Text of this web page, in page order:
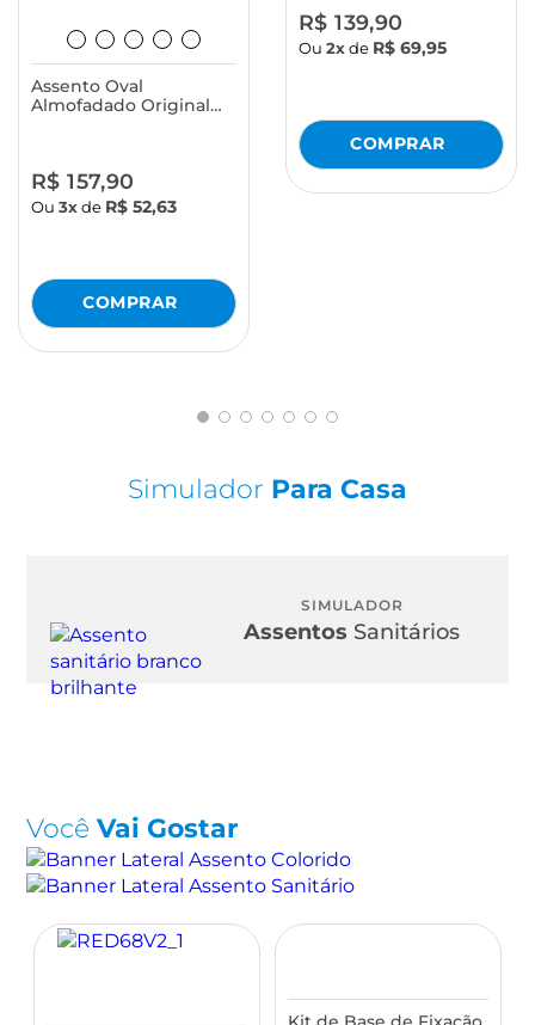
Assento Oval
Almofadado Original
R$ 157,90
Ou 3xde R$ 52,63
R$ 139,90
Ou 2xde R$ 69,95
Simulador Para Casa
SIMULADOR
Assentos Sanitários
VocêVai Gostar